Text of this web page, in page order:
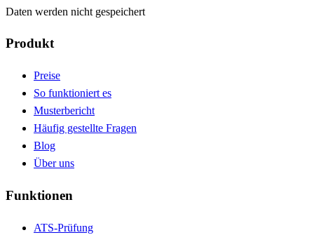
Daten werden nicht gespeichert
Produkt
Preise
So funktioniert es
Musterbericht
Häufig gestellte Fragen
Blog
Über uns
Funktionen
ATS-Prüfung